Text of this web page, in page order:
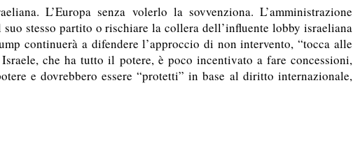
L’Europa senza volerlo la sovvenziona. L’amministrazione
stesso partito o rischiare la collera dell’influente lobby israeliana
continuerà a difendere l’approccio di non intervento, “tocca alle
che ha tutto il potere, è poco incentivato a fare concessioni,
e dovrebbero essere “protetti” in base al diritto internazionale,